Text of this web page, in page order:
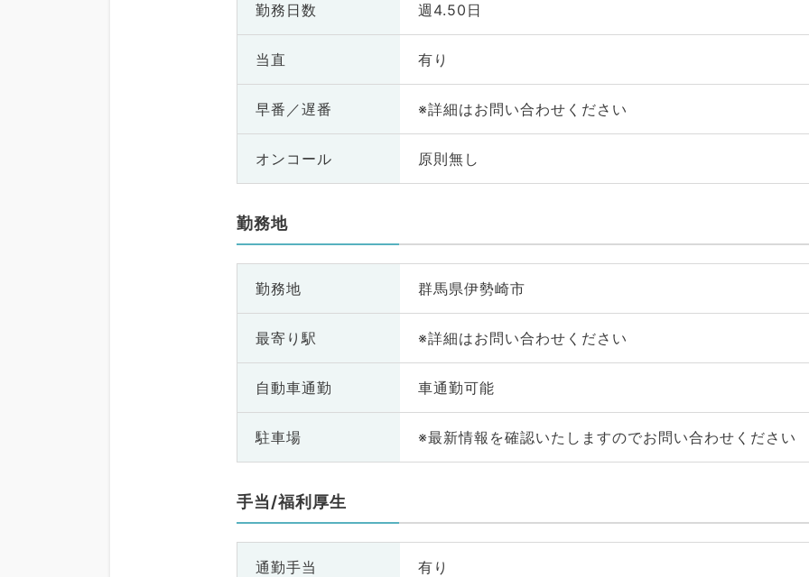
勤務日数 週4.50日
当直 有り
早番／遅番 ※詳細はお問い合わせください
オンコール 原則無し
勤務地
勤務地 群馬県伊勢崎市
最寄り駅 ※詳細はお問い合わせください
自動車通勤 車通勤可能
駐車場 ※最新情報を確認いたしますのでお問い合わせください
手当/福利厚生
通勤手当 有り